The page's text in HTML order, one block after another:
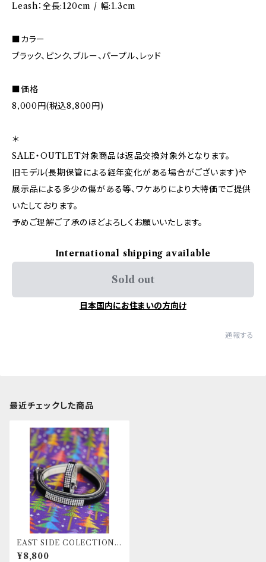
Leash：全長:120cm / 幅:1.3cm
■カラー
ブラック、ピンク、ブルー、パープル、レッド
■価格
8,000円(税込8,800円)
＊
SALE・OUTLET対象商品は返品交換対象外となります。
旧モデル(長期保管による経年変化がある場合がございます)や
展示品による多少の傷がある等、ワケありにより大特価でご提供
いたしております。
予めご理解ご了承のほどよろしくお願いいたします。
International shipping available
Sold out
日本国内にお住まいの方向け
通報する
最近チェックした商品
EAST SIDE COLECTION
Collar & Leash
¥8,800